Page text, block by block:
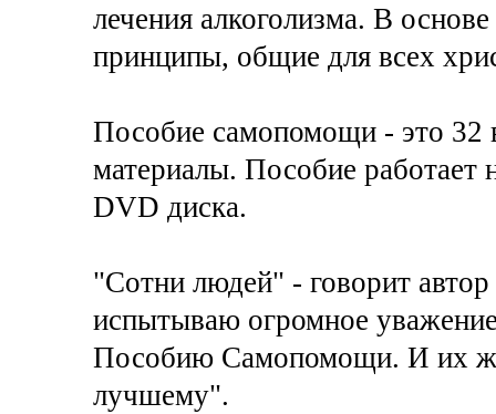
лечения алкоголизма. В
принципы, общие для всех
Пособие самопомощи - это 32
материалы. Пособие
DVD диска.
"Сотни людей" - говорит
испытываю огромное
Пособию Самопомощи. И их
лучшему".